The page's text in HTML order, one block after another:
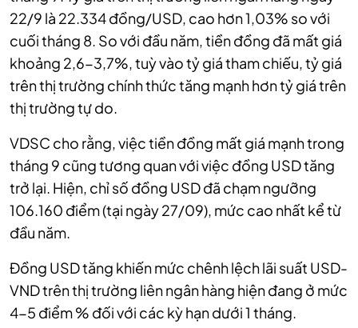
22/9 là 22.334 đồng/USD, cao hơn 1,03% so với
cuối tháng 8. So với đầu năm, tiền đồng đã mất giá
khoảng 2,6-3,7%, tuỳ vào tỷ giá tham chiếu, tỷ giá
trên thị trường chính thức tăng mạnh hơn tỷ giá trên
thị trường tự do.
VDSC cho rằng, việc tiền đồng mất giá mạnh trong
tháng 9 cũng tương quan với việc đồng USD tăng
trở lại. Hiện, chỉ số đồng USD đã chạm ngưỡng
106.160 điểm (tại ngày 27/09), mức cao nhất kể từ
đầu năm.
Đồng USD tăng khiếnmức chênh lệch lãi suất USD-
VND trên thị trường liên ngân hàng hiện đang ở mức
4-5 điểm % đối với các kỳ hạn dưới 1 tháng.